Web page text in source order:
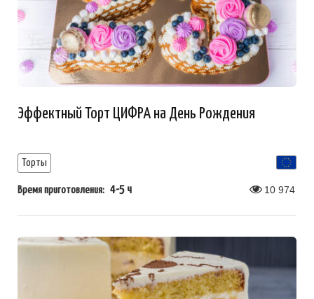
Эффектный Торт ЦИФРА на День Рождения
Торты
Время приготовления: 4-5 ч 10 974